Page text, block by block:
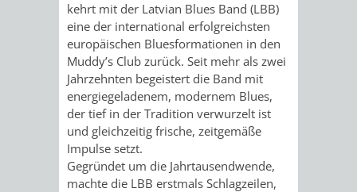
ORGANISATIONEN
STÄDTEPARTNERSCHAFTEN
ANETCAVAILLON
IMOLALUTHERSTADT
ORTSCHAFTEN
HOHENSACHSEN
EINRICHTUNGEN
kehrt mit der Latvian Blues Band (LBB)
eine der international erfolgreichsten
europäischen Bluesformationen in den
Muddy’s Club zurück. Seit mehr als zwei
Jahrzehnten begeistert die Band mit
energiegeladenem, modernem Blues,
der tief in der Tradition verwurzelt ist
und gleichzeitig frische, zeitgemäße
Impulse setzt.
Gegründet um die Jahrtausendwende,
machte die LBB erstmals Schlagzeilen,